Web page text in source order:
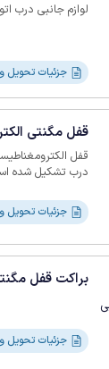
لوازم جانبی درب
جزئیات تحویل و گارانتی
قفل مگنتی
درب تشکیل شده
مقاومت دارد.
شیشه‌ای و
ایمنی بالای آن است.
جزئیات تحویل و گارانتی
براکت قفل مگنتی 280کیلویی
جزئیات تحویل و گارانتی